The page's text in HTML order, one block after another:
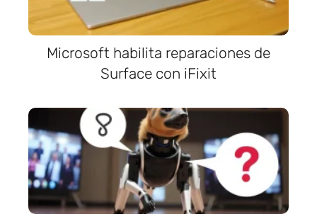
Microsoft habilita reparaciones de
Surface con iFixit